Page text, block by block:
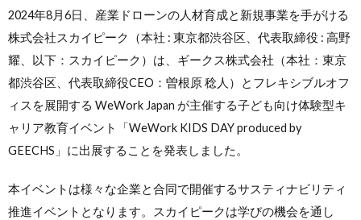
2024年8月6日、産業ドローンの人材育成と新規事業を手がける
株式会社スカイピーク（本社 : 東京都渋谷区、代表取締役 : 高野
耀、以下：スカイピーク）は、ギークス株式会社（本社：東京
都渋谷区、代表取締役CEO：曽根原 稔人）とフレキシブルオフ
ィスを展開する WeWork Japan が主催する子ども向け体験型キ
ャリア教育イベント「WeWork KIDS DAY produced by
GEECHS」に出展することを発表しました。
本イベントは様々な企業と合同で開催するサスティナビリティ
推進イベントとなります。スカイピークは学びの機会を通し